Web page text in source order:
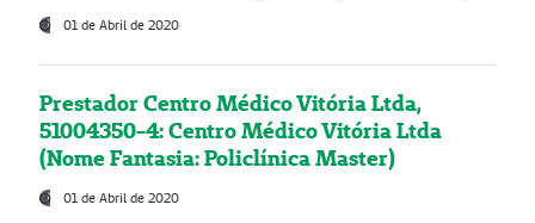
01 de Abril de 2020
Prestador Centro Médico Vitória Ltda,
51004350-4: Centro Médico Vitória Ltda
(Nome Fantasia: Policlínica Master)
01 de Abril de 2020